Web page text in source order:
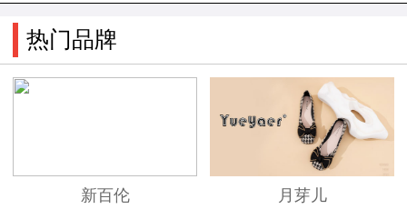
毛绒织品商人，Pietro Loro Piana于1924年4月24日
一手创立现有的Loro Piana公司。家族经营至今已
是第六代，为讲求品味及对质量有要求的顾客提
供上等的羊绒与羊毛，因而成为全球最大的开司
米制造商及最大的羊毛采购商。
热门品牌
新百伦 月芽儿